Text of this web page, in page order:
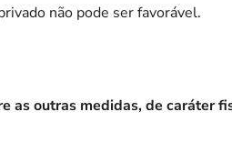
não pode ser favorável.
as outras medidas, de caráter